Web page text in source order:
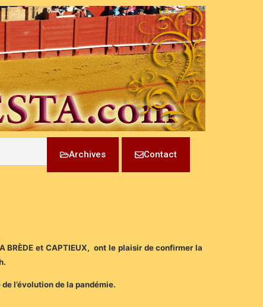
Archives Contact
BRÈDE et CAPTIEUX, ont le plaisir de confirmer la
l’évolution de la pandémie.